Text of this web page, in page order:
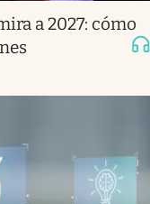
a 2027: cómo